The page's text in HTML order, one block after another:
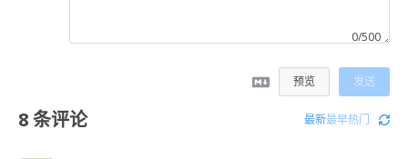
0/500
预览 发送
8条评论 最新最早热门